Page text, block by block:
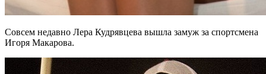
Совсем недавно Лера Кудрявцева вышла замуж за спортсмена
Игоря Макарова.